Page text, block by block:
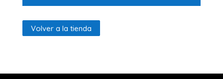
Volver a la tienda